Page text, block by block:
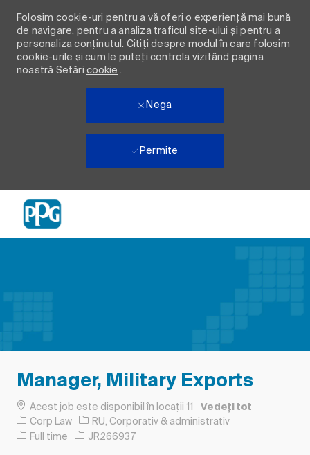
Folosim cookie-uri pentru a vă oferi o experiență mai bună
de navigare, pentru a analiza traficul site-ului și pentru a
personaliza conținutul. Citiți despre modul în care folosim
cookie-urile și cum le puteți controla vizitând pagina
noastră Setări cookie .
Nega
Permite
Manager, Military Exports
Acest job este disponibil în locații 11 Vedeți tot
Corp Law Categorie
RU, Corporativ & administrativ
Tipul postului
Full time Job IdJR266937